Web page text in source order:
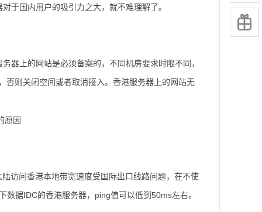
于国内用户的吸引力之大，就不难理解了。
器上的网站是必须备案的，不同机房要求时限不同，
否则关闭空间或者取消接入。香港服务器上的网站无
访问香港本地带宽速度受国际出口线路问题，在不使
据IDC的香港服务器，ping值可以低到50ms左右。